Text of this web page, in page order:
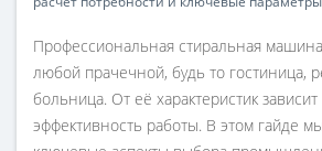
Профессиональная стиральная
любой прачечной, будь то гостиница,
больница. От её характеристик
эффективность работы. В этом гайде